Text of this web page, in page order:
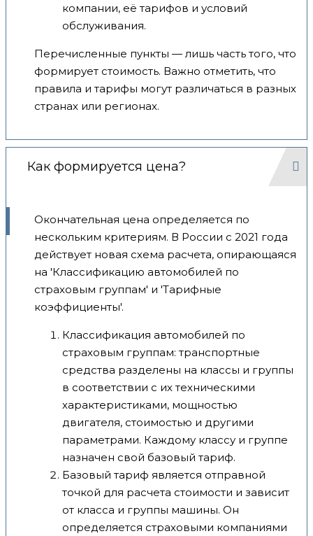
компании, её тарифов и условий
обслуживания.
Перечисленные пункты — лишь часть того, что
формирует стоимость. Важно отметить, что
правила и тарифы могут различаться в разных
странах или регионах.
Как формируется цена?
Окончательная цена определяется по
нескольким критериям. В России с 2021 года
действует новая схема расчета, опирающаяся
на 'Классификацию автомобилей по
страховым группам' и 'Тарифные
коэффициенты'.
Классификация автомобилей по
страховым группам: транспортные
средства разделены на классы и группы
в соответствии с их техническими
характеристиками, мощностью
двигателя, стоимостью и другими
параметрами. Каждому классу и группе
назначен свой базовый тариф.
Базовый тариф является отправной
точкой для расчета стоимости и зависит
от класса и группы машины. Он
определяется страховыми компаниями